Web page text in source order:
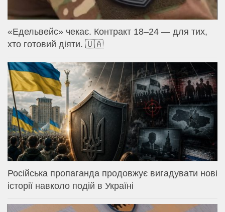
«Едельвейс» чекає. Контракт 18–24 — для тих,
хто готовий діяти. 🇺🇦
Російська пропаганда продовжує вигадувати нові
історії навколо подій в Україні